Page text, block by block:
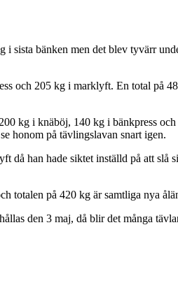
sista bänken men det blev tyvärr
och 205 kg i marklyft. En total på
kg i knäböj, 140 kg i bänkpress
honom på tävlingslavan snart igen.
då han hade siktet inställd på att slå
totalen på 420 kg är samtliga nya
den 3 maj, då blir det många